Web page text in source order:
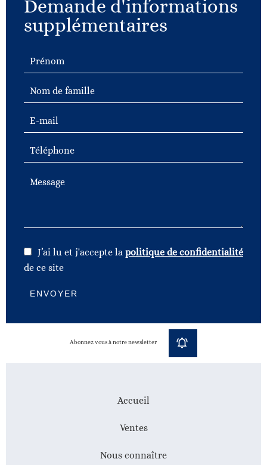
Demande d'informations
supplémentaires
J’ai lu et j'accepte la politique de confidentialité
de ce site
ENVOYER
Abonnez vous à notre newsletter
Accueil
Ventes
Nous connaître